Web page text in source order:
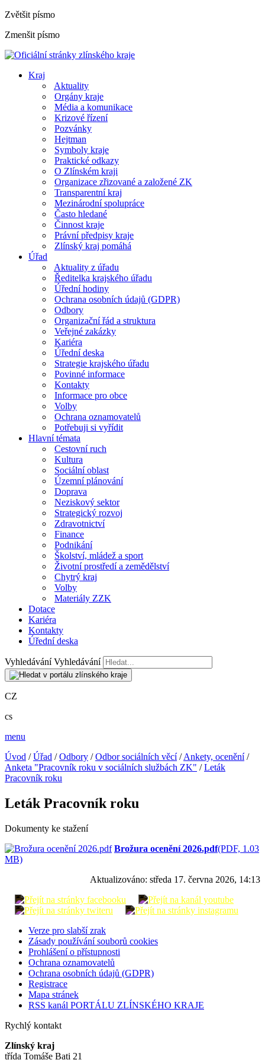
Zvětšit písmo
Zmenšit písmo
Kraj
Aktuality
Orgány kraje
Média a komunikace
Krizové řízení
Pozvánky
Hejtman
Symboly kraje
Praktické odkazy
O Zlínském kraji
Organizace zřizované a založené ZK
Transparentní kraj
Mezinárodní spolupráce
Často hledané
Činnost kraje
Právní předpisy kraje
Zlínský kraj pomáhá
Úřad
Aktuality z úřadu
Ředitelka krajského úřadu
Úřední hodiny
Ochrana osobních údajů (GDPR)
Odbory
Organizační řád a struktura
Veřejné zakázky
Kariéra
Úřední deska
Strategie krajského úřadu
Povinné informace
Kontakty
Informace pro obce
Volby
Ochrana oznamovatelů
Potřebuji si vyřídit
Hlavní témata
Cestovní ruch
Kultura
Sociální oblast
Územní plánování
Doprava
Neziskový sektor
Strategický rozvoj
Zdravotnictví
Finance
Podnikání
Školství, mládež a sport
Životní prostředí a zemědělství
Chytrý kraj
Volby
Materiály ZZK
Dotace
Kariéra
Kontakty
Úřední deska
Vyhledávání Vyhledávání
CZ
cs
menu
Úvod /Úřad /Odbory /Odbor sociálních věcí/Ankety, ocenění/
Anketa "Pracovník roku v sociálních službách ZK" /Leták
Pracovník roku
Leták Pracovník roku
Dokumenty ke stažení
Brožura ocenění 2026.pdf(PDF, 1.03
MB)
Aktualizováno: středa 17. června 2026, 14:13
Verze pro slabší zrak
Zásady používání souborů cookies
Prohlášení o přístupnosti
Ochrana oznamovatelů
Ochrana osobních údajů (GDPR)
Registrace
Mapa stránek
RSS kanál PORTÁLU ZLÍNSKÉHO KRAJE
Rychlý kontakt
Zlínský kraj
třída Tomáše Bati 21